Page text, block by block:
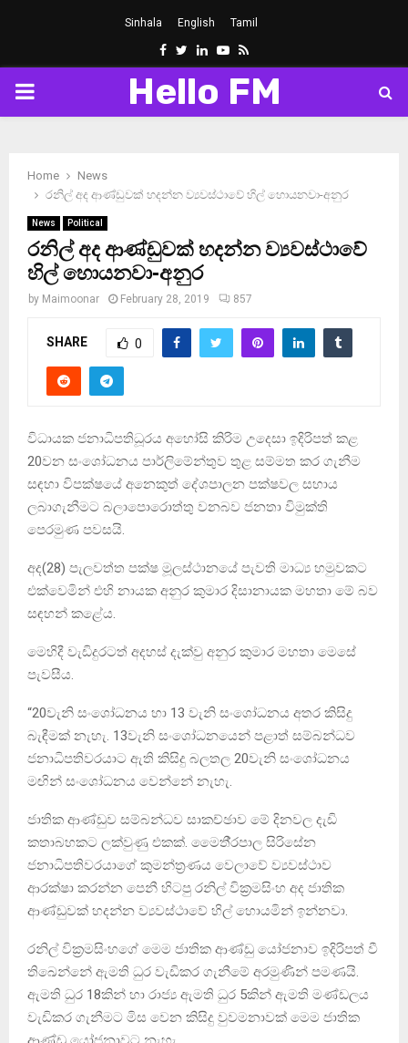
Sinhala English Tamil
Facebook
Twitter
LinkedinYoutube
Rss
PRIMARY
Hello FM
Home
News
රනිල් අද ආණ්ඩුවක් හදන්න ව්‍යවස්ථාවේ හිල් හොයනවා-අනුර
News Political
රනිල් අද ආණ්ඩුවක් හදන්න ව්‍යවස්ථාවේ
හිල් හොයනවා-අනුර
by Maimoonar February 28, 2019 857
SHARE 0
විධායක ජනාධිපතිධූරය අහෝසි කිරිම උදෙසා ඉදිරිපත් කළ
20වන සංශෝධනය පාර්ලිමේන්තුව තුළ සම්මත කර ගැනීම
සඳහා විපක්ෂයේ අනෙකුත් දේශපාලන පක්ෂවල සහාය
ලබාගැනීමට බලාපොරොත්තු වනබව ජනතා විමුක්ති
පෙරමුණ පවසයි.
අද(28) පැලවත්ත පක්ෂ මූලස්ථානයේ පැවති මාධ්‍ය හමුවකට
එක්වෙමින් එහි නායක අනුර කුමාර දිසානායක මහතා මේ බව
සඳහන් කළේය.
මෙහිදී වැඩිදුරටත් අදහස් දැක්වු අනුර කුමාර මහතා මෙසේ
පැවසීය.
“20වැනි සංශෝධනය හා 13 වැනි සංශෝධනය අතර කිසිදු
බැඳීමක් නැහැ. 13වැනි සංශෝධනයෙන් පළාත් සම්බන්ධව
ජනාධිපතිවරයාට ඇති කිසිදු බලතල 20වැනි සංශෝධනය
මඟින් සංශෝධනය වෙන්නේ නැහැ.
ජාතික ආණ්ඩුව සම්බන්ධව සාකච්ඡාව මේ දිනවල දැඩි
කතාබහකට ලක්වුණු එකක්. මෛතී්‍රපාල සිරිසේන
ජනාධිපතිවරයාගේ කුමන්ත්‍රණය වෙලාවේ ව්‍යවස්ථාව
ආරක්ෂා කරන්න පෙනී හිටපු රනිල් වික්‍රමසිංහ අද ජාතික
ආණ්ඩුවක් හදන්න ව්‍යවස්ථාවේ හිල් හොයමින් ඉන්නවා.
රනිල් වික්‍රමසිංහගේ මෙම ජාතික ආණ්ඩු යෝජනාව ඉදිරිපත් වී
තිඛෙන්නේ ඇමති ධුර වැඩිකර ගැනීමේ අරමුණින් පමණයි.
ඇමති ධුර 18කින් හා රාජ්‍ය ඇමති ධුර 5කින් ඇමති මණ්ඩලය
වැඩිකර ගැනීමට මිස වෙන කිසිදු වුවමනාවක් මෙම ජාතික